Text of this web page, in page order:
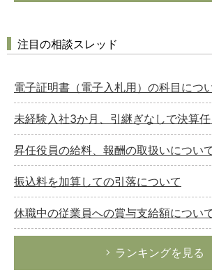
注目の相談スレッド
電子証明書（電子入札用）の科目につ
未経験入社3か月、引継ぎなしで決算
昇任役員の給料、報酬の取扱いについ
振込料を加算しての引落について
休職中の従業員への賞与支給額につい
ランキングを見る